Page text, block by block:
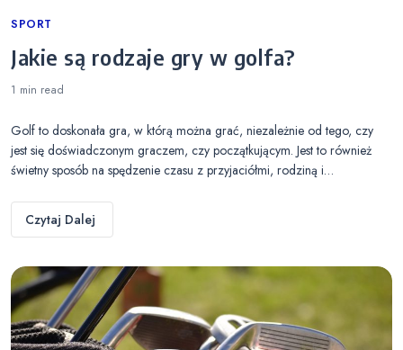
Categories
SPORT
Jakie są rodzaje gry w golfa?
1 min read
Golf to doskonała gra, w którą można grać, niezależnie od tego, czy
jest się doświadczonym graczem, czy początkującym. Jest to również
świetny sposób na spędzenie czasu z przyjaciółmi, rodziną i…
Czytaj Dalej